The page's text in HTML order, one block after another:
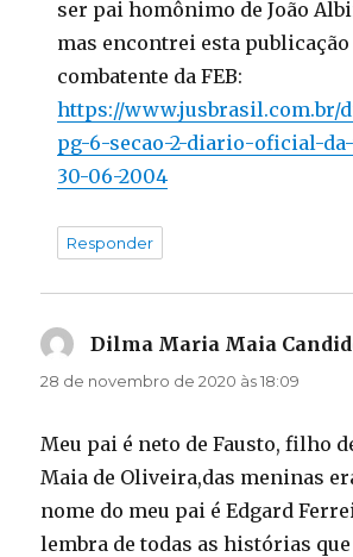
ser pai homônimo de João
mas encontrei esta publicação
combatente da FEB:
https://www.jusbrasil.com.br/
pg-6-secao-2-diario-oficial-
30-06-2004
Responder
Dilma Maria Maia
28 de novembro de 2020 às 18:09
Meu pai é neto de Fausto, filho
Maia de Oliveira,das meninas
nome do meu pai é Edgard
lembra de todas as histórias